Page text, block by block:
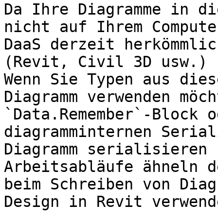
Da Ihre Diagramme in
nicht auf Ihrem
DaaS derzeit
(Revit, Civil 3D usw.)
Wenn Sie Typen aus
Diagramm verwenden
`Data.Remember`-Block
diagramminternen
Diagramm
Arbeitsabläufe ähneln
beim Schreiben von
Design in Revit